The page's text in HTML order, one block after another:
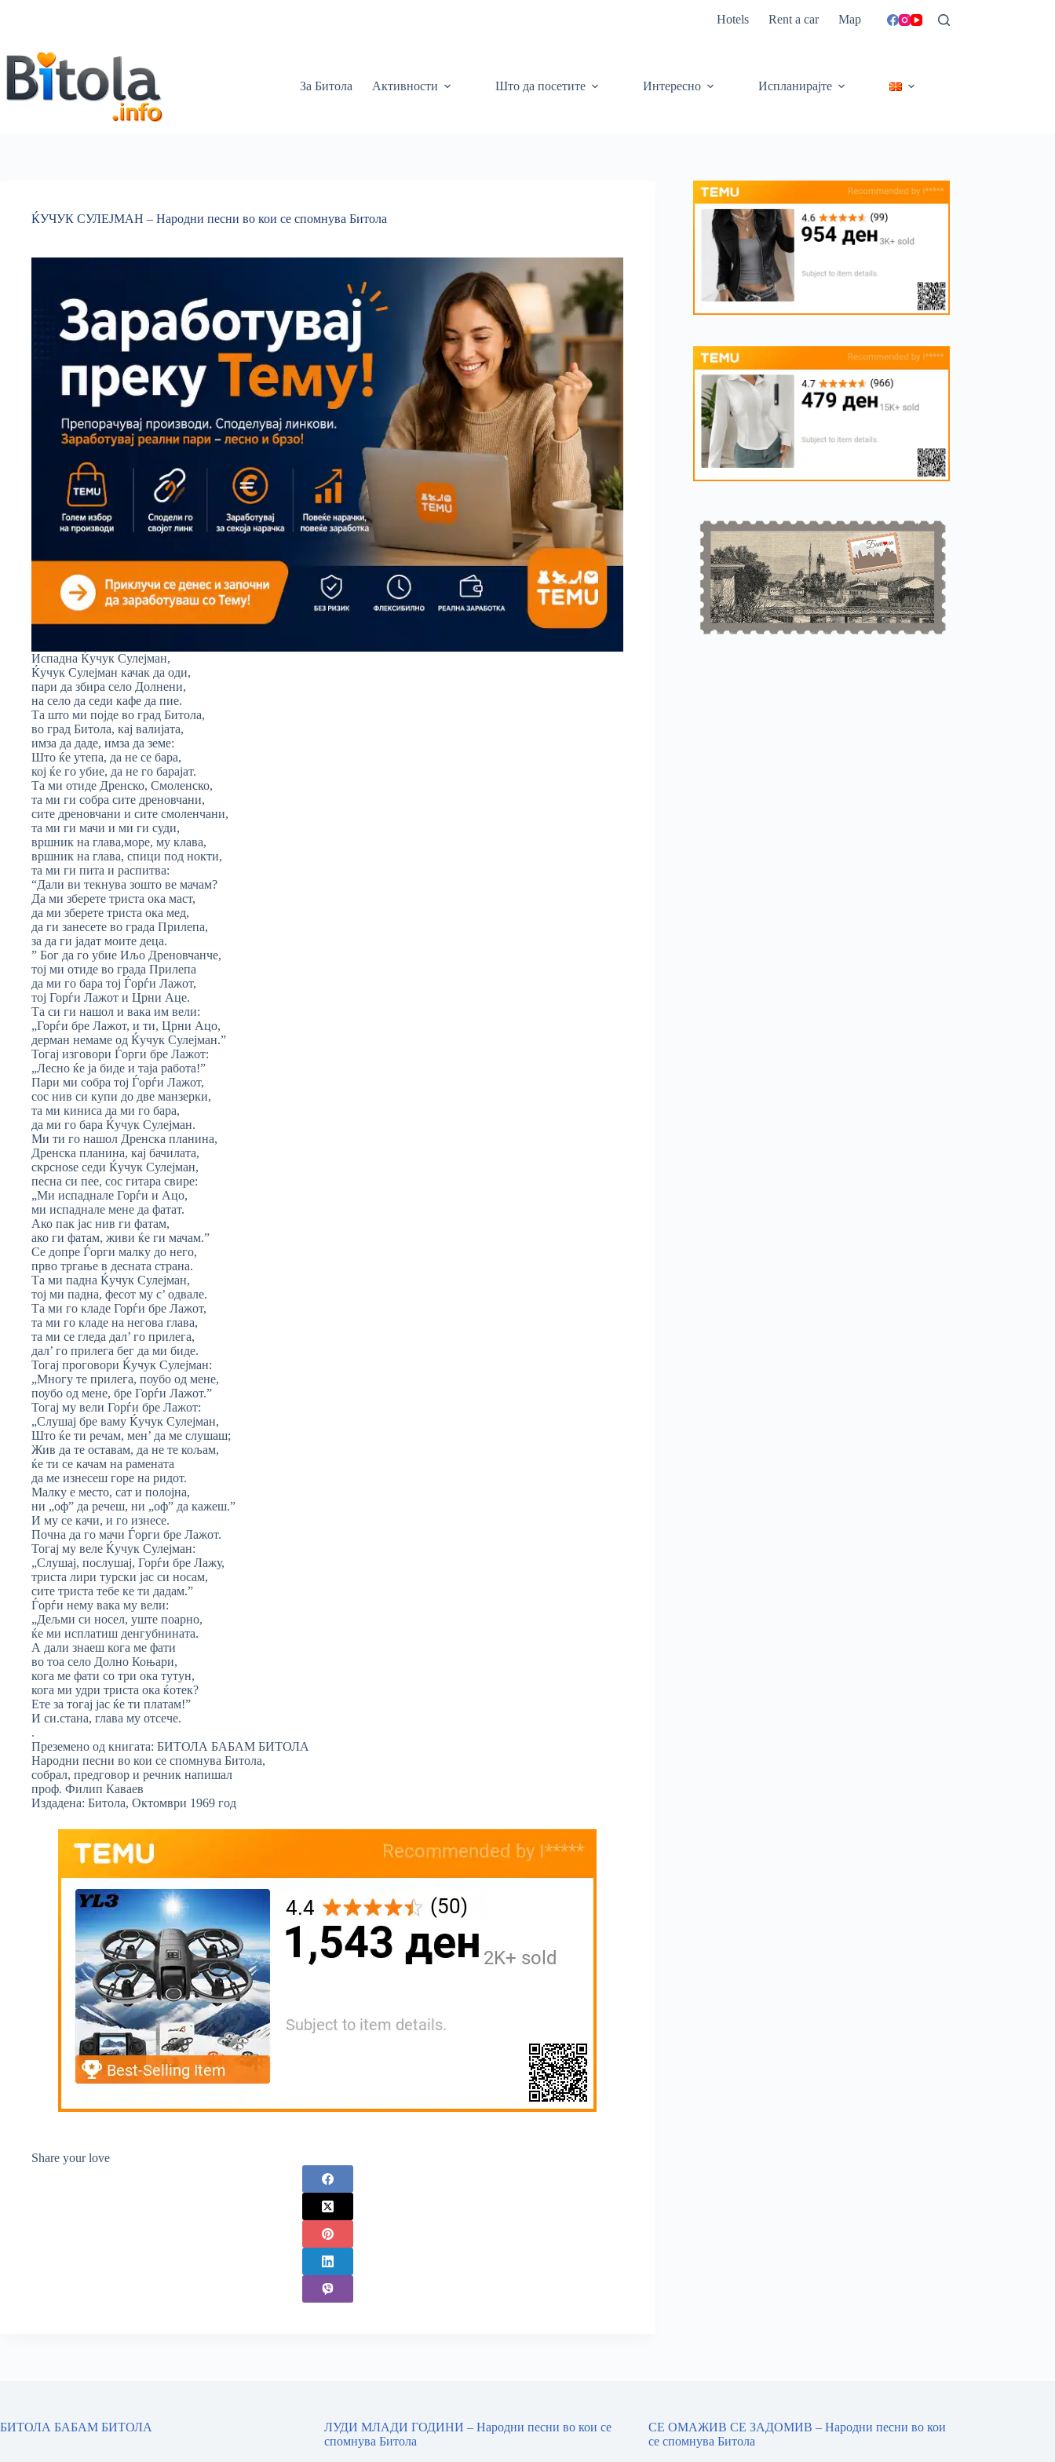
Hotels Rent a car Map
За Битола Активности Што да посетите Интересно Испланирајте
ЌУЧУК СУЛЕЈМАН – Народни песни во кои се спомнува Битола
Испадна Ќучук Сулејман,
Ќучук Сулејман качак да оди,
пари да збира село Долнени,
на село да седи кафе да пие.
Та што ми појде во град Битола,
во град Битола, кај валијата,
имза да даде, имза да земе:
Што ќе утепа, да не се бара,
кој ќе го убие, да не го барајат.
Та ми отиде Дренско, Смоленско,
та ми ги собра сите дреновчани,
сите дреновчани и сите смоленчани,
та ми ги мачи и ми ги суди,
вршник на глава,море, му клава,
вршник на глава, спици под нокти,
та ми ги пита и распитва:
“Дали ви текнува зошто ве мачам?
Да ми зберете триста ока маст,
да ми зберете триста ока мед,
да ги занесете во града Прилепа,
за да ги јадат моите деца.
” Бог да го убие Иљо Дреновчанче,
тој ми отиде во града Прилепа
да ми го бара тој Ѓорѓи Лажот,
тој Горѓи Лажот и Црни Аце.
Та си ги нашол и вака им вели:
„Горѓи бре Лажот, и ти, Црни Ацо,
дерман немаме од Ќучук Сулејман.”
Тогај изговори Ѓорги бре Лажот:
„Лесно ќе ја биде и таја работа!”
Пари ми собра тој Ѓорѓи Лажот,
сос нив си купи до две манзерки,
та ми киниса да ми го бара,
да ми го бара Ќучук Сулејман.
Ми ти го нашол Дренска планина,
Дренска планина, кај бачилата,
скрсноѕе седи Ќучук Сулејман,
песна си пее, сос гитара свире:
„Ми испаднале Горѓи и Ацо,
ми испаднале мене да фатат.
Ако пак јас нив ги фатам,
ако ги фатам, живи ќе ги мачам.”
Се допре Ѓорги малку до него,
прво тргање в десната страна.
Та ми падна Ќучук Сулејман,
тој ми падна, фесот му с’ одвале.
Та ми го кладе Горѓи бре Лажот,
та ми го кладе на негова глава,
та ми се гледа дал’ го прилега,
дал’ го прилега бег да ми биде.
Тогај проговори Ќучук Сулејман:
„Многу те прилега, поубо од мене,
поубо од мене, бре Горѓи Лажот.”
Тогај му вели Горѓи бре Лажот:
„Слушај бре ваму Ќучук Сулејман,
Што ќe ти речам, мен’ да ме слушаш;
Жив да те оставам, да не те кољам,
ќе ти се качам на рамената
да ме изнесеш горе на ридот.
Малку е место, сат и полојна,
ни „оф” да речеш, ни „оф” да кажеш.”
И му се качи, и го изнесе.
Почна да го мачи Ѓорги бре Лажот.
Тогај му веле Ќучук Сулејман:
„Слушај, послушај, Горѓи бре Лажу,
триста лири турски јас си носам,
сите триста тебе ке ти дадам.”
Ѓорѓи нему вака му вели:
„Дељми си носел, уште поарно,
ќе ми исплатиш денгубнината.
А дали знаеш кога ме фати
во тоа село Долно Коњари,
кога ме фати со три ока тутун,
кога ми удри триста ока ќотек?
Ете за тогај јас ќе ти платам!”
И си.стана, глава му отсече.
.
Преземено од книгата: БИТОЛА БАБАМ БИТОЛА
Народни песни во кои се спомнува Битола,
собрал, предговор и речник напишал
проф. Филип Каваев
Издадена: Битола, Октомври 1969 год
Share your love
БИТОЛА БАБАМ БИТОЛА
ЛУДИ МЛАДИ ГОДИНИ – Народни песни во кои се
спомнува Битола
СЕ ОМАЖИВ СЕ ЗАДОМИВ – Народни песни во кои
се спомнува Битола